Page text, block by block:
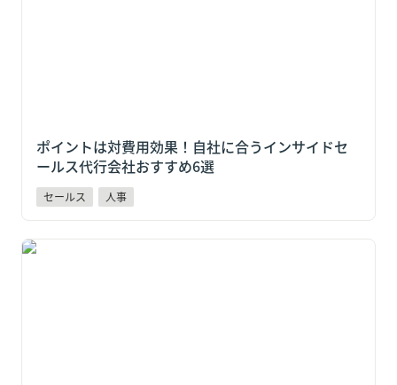
ポイントは対費用効果！自社に合うインサイドセ
ールス代行会社おすすめ6選
セールス 人事
ヤマト運輸・物流大手4社が本格活用！スポットワーク